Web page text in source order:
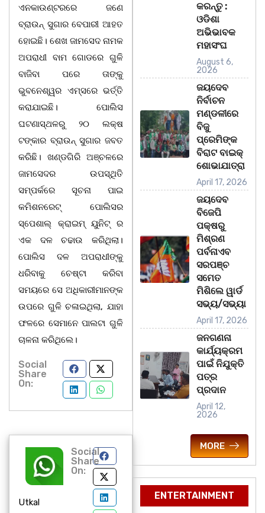
ଏନକାଉଣ୍ଟରରେ ଜଣେ
ବ୍ରାଉନ୍ ସୁଗାର ବେପାରୀ ଆହତ
ହୋଇଛି। ଶେଖ ଜାମସେଦ ନାମକ
ଅପରାଧୀ ବାମ ଗୋଡରେ ଗୁଳି
ବାଜିବା ପରେ ତାଙ୍କୁ
ଭୁବନେଶ୍ୱର ଏମ୍ସରେ ଭର୍ତ୍ତି
କରାଯାଇଛି। ପୋଲିସ
ଘଟଣାସ୍ଥଳରୁ ୨୦ ଲକ୍ଷ
ଟଙ୍କାର ବ୍ରାଉନ୍ ସୁଗାର ଜବତ
କରିଛି। ଖଣ୍ଡଗିରି ଅଞ୍ଚଳରେ
ଜାମସେଦର ଉପସ୍ଥିତି
ସମ୍ପର୍କରେ ସୂଚନା ପାଇ
କମିଶନରେଟ୍ ପୋଲିସର
ସ୍ପେଶାଲ୍ କ୍ରାଇମ୍ ୟୁନିଟ୍ ର
ଏକ ଦଳ ଚଢାଉ କରିଥିଲା।
ପୋଲିସ ଦଳ ଅପରାଧୀଙ୍କୁ
ଧରିବାକୁ ଚେଷ୍ଟା କରିବା
ସମୟରେ ସେ ଅଧିକାରୀମାନଙ୍କ
ଉପରେ ଗୁଳି ଚଳାଇଥିଲା, ଯାହା
ଫଳରେ ସେମାନେ ପାଲଟା ଗୁଳି
ଚାଳନା କରିଥିଲେ।
Social
Share
On:
Utkal
Social
Share
On:
କରନ୍ତୁ :
ଓଡିଶା
ଅଭିଭାବକ
ମହାସଂଘ
August 6,
2026
ଜୟଦେବ
ନିର୍ବାଚନ
ମଣ୍ଡଳୀରେ
ବିଜୁ
ପ୍ରେମିଙ୍କ
ବିରାଟ ବାଇକ୍
ଶୋଭାଯାତ୍ରା
April 17, 2026
ଜୟଦେବ
ବିଜେପି
ପକ୍ଷରୁ
ମିଶ୍ରଣ
ପର୍ବନାଏବ
ସରପଞ୍ଚ
ସମେତ
ମିଶିଲେ ୱାର୍ଡ
ସଭ୍ୟ/ସଭ୍ୟା
April 17, 2026
ଜନଗଣନା
କାର୍ଯ୍ୟକ୍ରମ
ପାଇଁ ନିଯୁକ୍ତି
ପତ୍ର
ପ୍ରଦାନ
April 12,
2026
MORE
ENTERTAINMENT